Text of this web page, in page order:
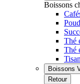
Boissons
Thé
Thé
Boissons
Retour